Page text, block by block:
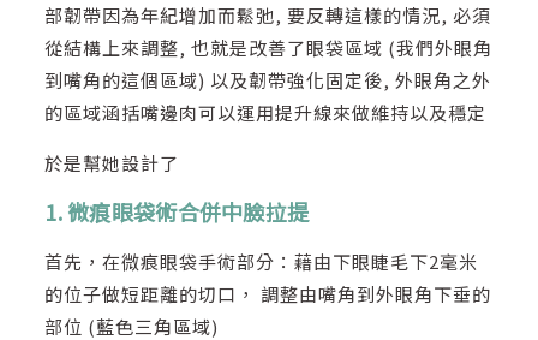
部韌帶因為年紀增加而鬆弛, 要反轉這樣的情況, 必須
從結構上來調整, 也就是改善了眼袋區域 (我們外眼角
到嘴角的這個區域) 以及韌帶強化固定後, 外眼角之外
的區域涵括嘴邊肉可以運用提升線來做維持以及穩定
於是幫她設計了
1. 微痕眼袋術合併中臉拉提
首先，在微痕眼袋手術部分：藉由下眼睫毛下2毫米
的位子做短距離的切口， 調整由嘴角到外眼角下垂的
部位 (藍色三角區域)